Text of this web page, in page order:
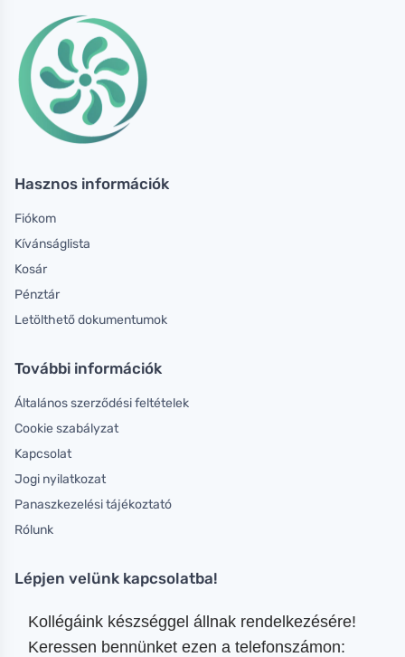
Hasznos információk
Fiókom
Kívánságlista
Kosár
Pénztár
Letölthető dokumentumok
További információk
Általános szerződési feltételek
Cookie szabályzat
Kapcsolat
Jogi nyilatkozat
Panaszkezelési tájékoztató
Rólunk
Lépjen velünk kapcsolatba!
Kollégáink készséggel állnak rendelkezésére!
Keressen bennünket ezen a telefonszámon: